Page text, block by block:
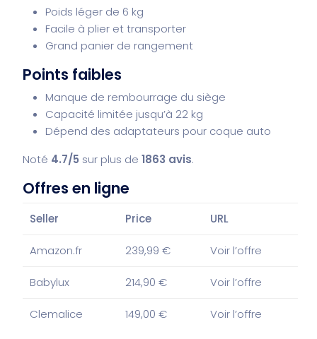
Poids léger de 6 kg
Facile à plier et transporter
Grand panier de rangement
Points faibles
Manque de rembourrage du siège
Capacité limitée jusqu’à 22 kg
Dépend des adaptateurs pour coque auto
Noté 4.7/5 sur plus de 1863 avis.
Offres en ligne
Seller Price URL
Amazon.fr 239,99 € Voir l’offre
Babylux 214,90 € Voir l’offre
Clemalice 149,00 € Voir l’offre